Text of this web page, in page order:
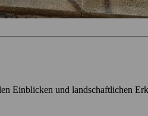
Einblicken und landschaftlichen